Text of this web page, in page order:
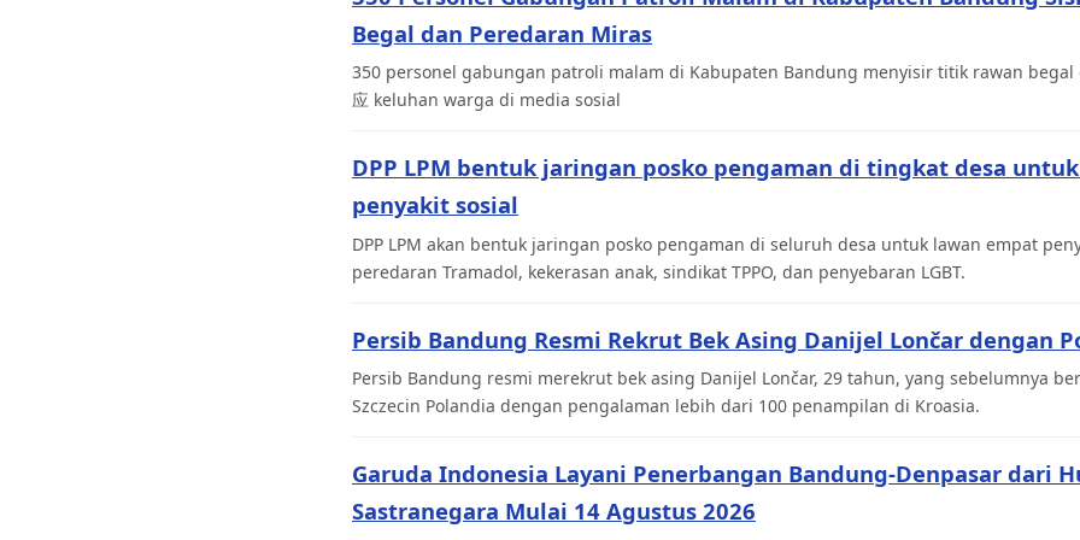
Begal dan Peredaran Miras
350 personel gabungan patroli malam di Kabupaten Bandung menyisir titik rawan
应 keluhan warga di media sosial
DPP LPM bentuk jaringan posko pengaman di tingkat desa
penyakit sosial
DPP LPM akan bentuk jaringan posko pengaman di seluruh desa untuk lawan empat
peredaran Tramadol, kekerasan anak, sindikat TPPO, dan penyebaran LGBT.
Persib Bandung Resmi Rekrut Bek Asing Danijel Lončar dengan
Persib Bandung resmi merekrut bek asing Danijel Lončar, 29 tahun, yang sebelumnya
Szczecin Polandia dengan pengalaman lebih dari 100 penampilan di Kroasia.
Garuda Indonesia Layani Penerbangan Bandung-Denpasar dari
Sastranegara Mulai 14 Agustus 2026